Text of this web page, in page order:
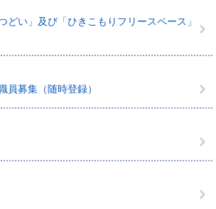
どい」及び「ひきこもりフリースペース」
員募集（随時登録）